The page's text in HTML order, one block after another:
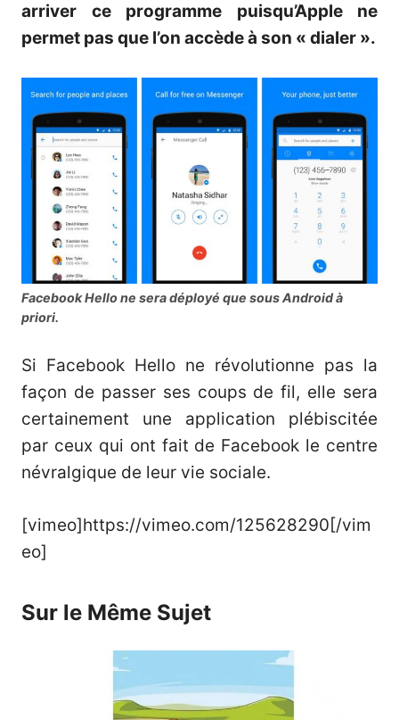
arriver ce programme puisqu’Apple ne
permet pas que l’on accède à son « dialer ».
Facebook Hello ne sera déployé que sous Android à
priori.
Si Facebook Hello ne révolutionne pas la
façon de passer ses coups de fil, elle sera
certainement une application plébiscitée
par ceux qui ont fait de Facebook le centre
névralgique de leur vie sociale.
[vimeo]https://vimeo.com/125628290[/vim
eo]
Sur le Même Sujet